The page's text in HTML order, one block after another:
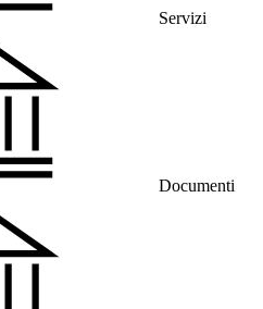
Servizi
Documenti